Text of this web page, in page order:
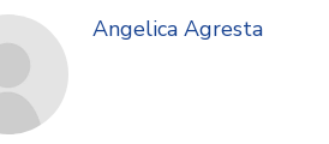
Angelica Agresta